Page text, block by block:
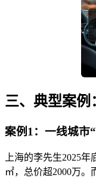
三、典型案例
案例1：一线城市
上海的李先生2025年
㎡，总价超2000万